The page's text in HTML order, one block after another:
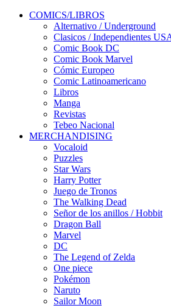
COMICS/LIBROS
Alternativo / Underground
Clasicos / Independientes
Comic Book DC
Comic Book Marvel
Cómic Europeo
Comic Latinoamericano
Libros
Manga
Revistas
Tebeo Nacional
MERCHANDISING
Vocaloid
Puzzles
Star Wars
Harry Potter
Juego de Tronos
The Walking Dead
Señor de los anillos / Hobbit
Dragon Ball
Marvel
DC
The Legend of Zelda
One piece
Pokémon
Naruto
Sailor Moon